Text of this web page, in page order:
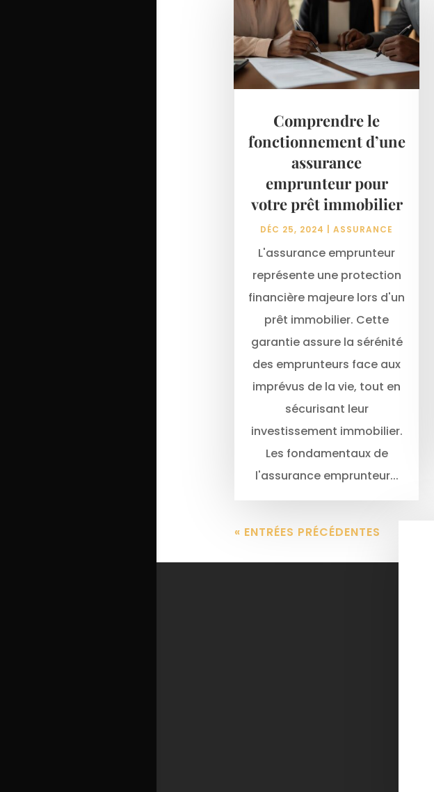
Comprendre le
fonctionnement d’une
assurance
emprunteur pour
votre prêt immobilier
DÉC 25, 2024 |ASSURANCE
L'assurance emprunteur
représente une protection
financière majeure lors d'un
prêt immobilier. Cette
garantie assure la sérénité
des emprunteurs face aux
imprévus de la vie, tout en
sécurisant leur
investissement immobilier.
Les fondamentaux de
l'assurance emprunteur...
« ENTRÉES PRÉCÉDENTES